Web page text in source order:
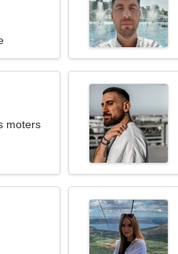
moters